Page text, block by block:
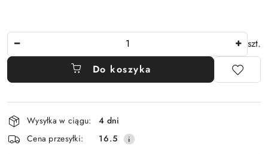
szt.
Do koszyka
Dostępność
i
dostawa
Wysyłka w ciągu:
4 dni
Cena przesyłki:
16.5